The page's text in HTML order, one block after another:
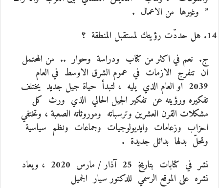
” وغيرها من الاعمال .
هل حددّت رؤيتك لمستقبل المنطقة ؟
ج. نعم في اكثر من كتاب ودراسة وحوار .. من المحتمل
ان تنفرج الازمات في عموم الشرق الاوسط في العام
2039 او العام الذي يليه ، لتبدأ حياة جيل جديد يختلف
تفكيره ورؤيته عن تفكير الجيل الحالي الذي ورث كل
مشكلات القرن العشرين وترسباته وموروثاته الصعبة ، وتختفي
احزاب وزعامات وايديولوجيات وجماعات ونظم سياسية
وتحلّ بدلها بدائل جديدة .
نشر في كتابات بتاريخ 25 آذار / مارس 2020 ، ويعاد
نشره على الموقع الرسمي للدكتور سيار الجميل